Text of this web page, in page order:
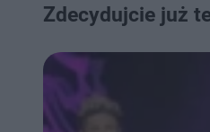
Zdecydujcie już